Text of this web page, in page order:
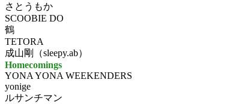
さとうもか
SCOOBIE DO
鶴
TETORA
成山剛（sleepy.ab）
Homecomings
YONA YONA WEEKENDERS
yonige
ルサンチマン